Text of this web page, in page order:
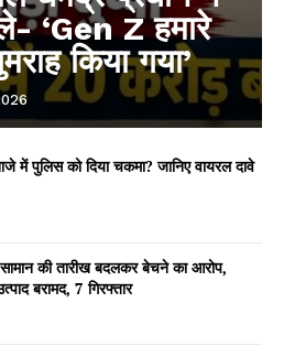
‘Gen Z हमारे
किया गया’
में पुलिस को दिया चकमा? जानिए वायरल दावे
की तारीख बदलकर बेचने का आरोप,
बरामद, 7 गिरफ्तार